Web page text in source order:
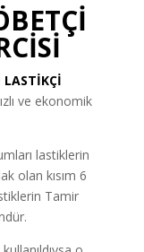
LASTİKÇİ
ve ekonomik
lastiklerin
olan kısım 6
Tamir